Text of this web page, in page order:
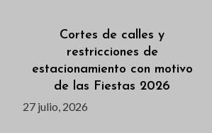
Cortes de calles y
restricciones de
estacionamiento con motivo
de las Fiestas 2026
27 julio, 2026